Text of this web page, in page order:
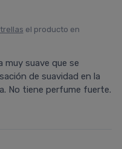
el producto en
suave que se
de suavidad en la
No tiene perfume fuerte.